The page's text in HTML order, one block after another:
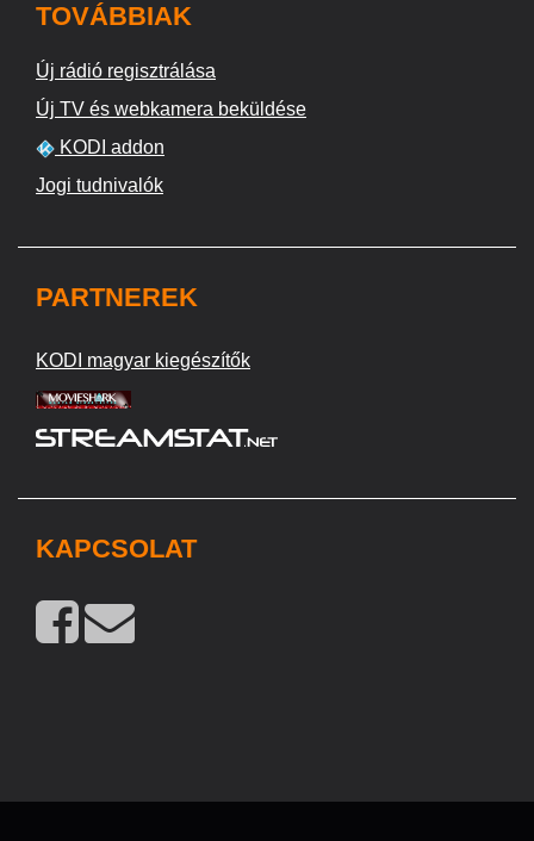
TOVÁBBIAK
Új rádió regisztrálása
Új TV és webkamera beküldése
KODI addon
Jogi tudnivalók
PARTNEREK
KODI magyar kiegészítők
KAPCSOLAT